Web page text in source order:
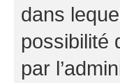
dans
possibilité
par